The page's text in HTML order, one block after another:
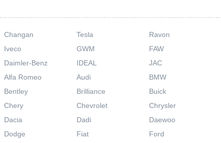
Changan Tesla Ravon
Iveco
GWM FAW
Daimler-Benz
IDEAL JAC
Alfa Romeo
Audi BMW
Bentley
Brilliance Buick
Chery
Chevrolet Chrysler
Dacia
Dadi Daewoo
Dodge
Fiat Ford